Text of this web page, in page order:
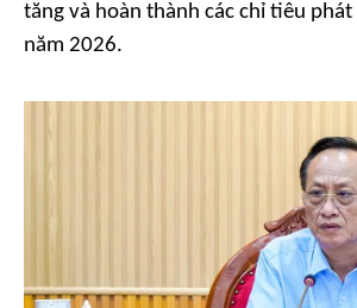
tăng và hoàn thành các chỉ tiêu
năm 2026.